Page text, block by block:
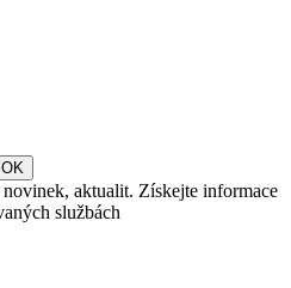
aktualit. Získejte informace
službách